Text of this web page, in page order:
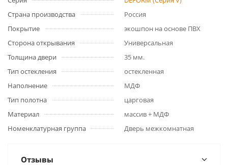
Страна производства
Россия
Покрытие
экошпон на основе ПВХ
Сторона открывания
Универсальная
Толщина двери
35 мм.
Тип остекления
остекленная
Наполнение
МДФ
Тип полотна
царговая
Материал
массив + МДФ
Номенклатурная группа
Дверь межкомнатная
Отзывы